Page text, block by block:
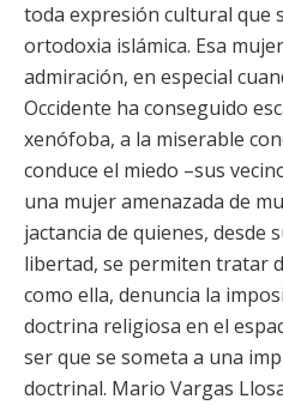
toda expresión cultural que
ortodoxia islámica. Esa
admiración, en especial
Occidente ha conseguido
xenófoba, a la miserable
conduce el miedo –sus
una mujer amenazada de
jactancia de quienes, desde
libertad, se permiten tratar
como ella, denuncia la
doctrina religiosa en el
ser que se someta a una
doctrinal. Mario Vargas